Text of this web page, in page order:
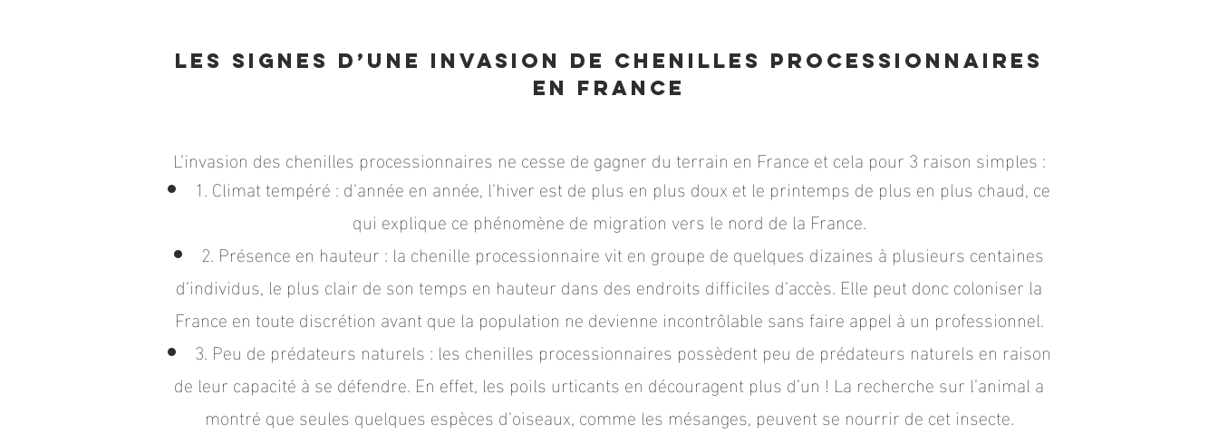
Les signes d’une invasion de chenilles processionnaires
en France
L’invasion des chenilles processionnaires ne cesse de gagner du terrain en France et cela pour 3 raison simples :
1. Climat tempéré : d’année en année, l’hiver est de plus en plus doux et le printemps de plus en plus chaud, ce
qui explique ce phénomène de migration vers le nord de la France.
2. Présence en hauteur : la chenille processionnaire vit en groupe de quelques dizaines à plusieurs centaines
d’individus, le plus clair de son temps en hauteur dans des endroits difficiles d’accès. Elle peut donc coloniser la
France en toute discrétion avant que la population ne devienne incontrôlable sans faire appel à un professionnel.
3. Peu de prédateurs naturels : les chenilles processionnaires possèdent peu de prédateurs naturels en raison
de leur capacité à se défendre. En effet, les poils urticants en découragent plus d’un ! La recherche sur l’animal a
montré que seules quelques espèces d’oiseaux, comme les mésanges, peuvent se nourrir de cet insecte.